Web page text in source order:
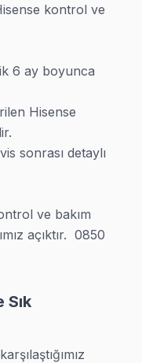
kontrol ve
6 ay boyunca
Hisense
sonrası detaylı
ve bakım
açıktır.  0850